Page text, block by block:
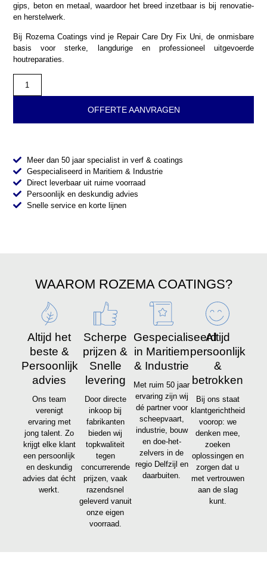
gips, beton en metaal, waardoor het breed inzetbaar is bij renovatie-
en herstelwerk.
Bij Rozema Coatings vind je Repair Care Dry Fix Uni, de onmisbare
basis voor sterke, langdurige en professioneel uitgevoerde
houtreparaties.
OFFERTE AANVRAGEN
Meer dan 50 jaar specialist in verf & coatings
Gespecialiseerd in Maritiem & Industrie
Direct leverbaar uit ruime voorraad
Persoonlijk en deskundig advies
Snelle service en korte lijnen
WAAROM ROZEMA COATINGS?
Altijd het
beste &
Persoonlijk
advies
Ons team
verenigt
ervaring met
jong talent. Zo
krijgt elke klant
een persoonlijk
en deskundig
advies dat écht
werkt.
Scherpe
prijzen &
Snelle
levering
Door directe
inkoop bij
fabrikanten
bieden wij
topkwaliteit
tegen
concurrerende
prijzen, vaak
razendsnel
geleverd vanuit
onze eigen
voorraad.
Gespecialiseerd
in Maritiem
& Industrie
Met ruim 50 jaar
ervaring zijn wij
dé partner voor
scheepvaart,
industrie, bouw
en doe-het-
zelvers in de
regio Delfzijl en
daarbuiten.
Altijd
persoonlijk
&
betrokken
Bij ons staat
klantgerichtheid
voorop: we
denken mee,
zoeken
oplossingen en
zorgen dat u
met vertrouwen
aan de slag
kunt.